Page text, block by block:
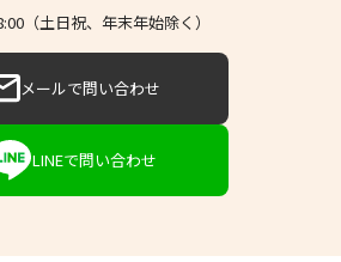
（土日祝、年末年始除く）
メールで問い合わせ
LINEで問い合わせ